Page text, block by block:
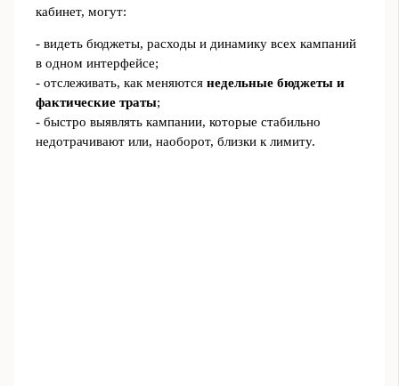
кабинет, могут:
- видеть бюджеты, расходы и динамику всех кампаний
в одном интерфейсе;
- отслеживать, как меняются недельные бюджеты и
фактические траты;
- быстро выявлять кампании, которые стабильно
недотрачивают или, наоборот, близки к лимиту.